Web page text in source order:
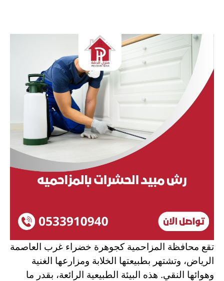
تقع محافظة المزاحمية كجوهرة خضراء غرب العاصمة
الرياض، وتشتهر بطبيعتها الخلابة ومزارعها الغنية
وهوائها النقي. هذه البيئة الطبيعية الرائعة، بقدر ما